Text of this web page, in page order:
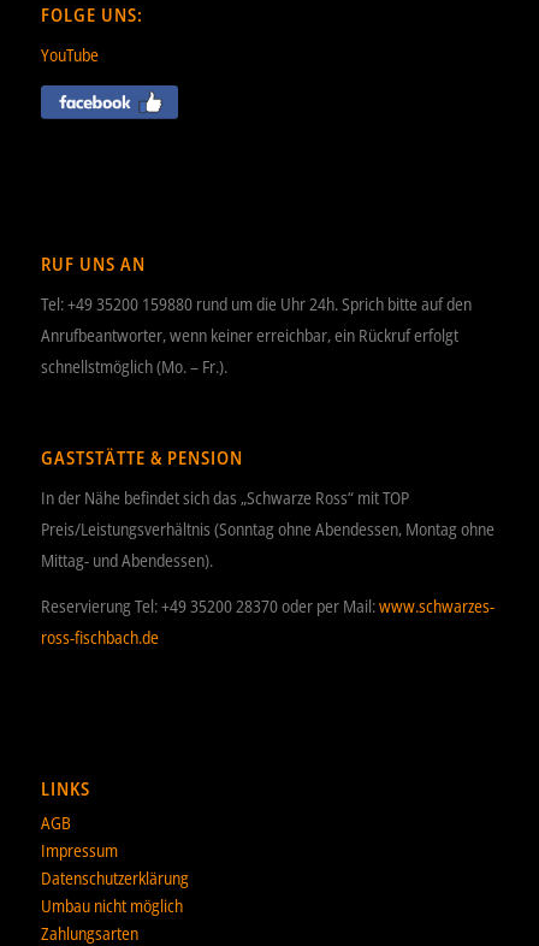
FOLGE UNS:
YouTube
RUF UNS AN
Tel: +49 35200 159880 rund um die Uhr 24h. Sprich bitte auf den
Anrufbeantworter, wenn keiner erreichbar, ein Rückruf erfolgt
schnellstmöglich (Mo. – Fr.).
GASTSTÄTTE & PENSION
In der Nähe befindet sich das „Schwarze Ross“ mit TOP
Preis/Leistungsverhältnis (Sonntag ohne Abendessen, Montag ohne
Mittag- und Abendessen).
Reservierung Tel: +49 35200 28370 oder per Mail:www.schwarzes-
ross-fischbach.de
LINKS
AGB
Impressum
Datenschutzerklärung
Umbau nicht möglich
Zahlungsarten